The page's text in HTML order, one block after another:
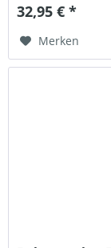
32,95 € *
Merken